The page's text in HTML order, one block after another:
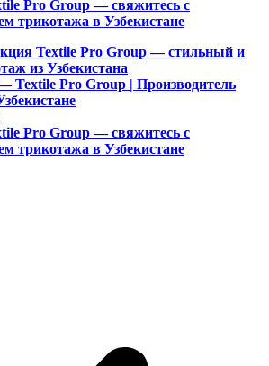
Pro Group — свяжитесь с
трикотажа в Узбекистане
Textile Pro Group — стильный и
из Узбекистана
Textile Pro Group | Производитель
Pro Group — свяжитесь с
трикотажа в Узбекистане